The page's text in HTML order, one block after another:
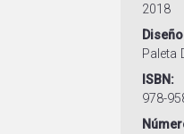
2018
Paleta
ISBN
978-